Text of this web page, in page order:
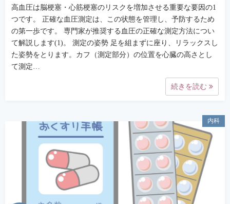
高血圧は脳梗塞・心筋梗塞のリスクを増加させる重要な要因の1
つです。 正確な血圧測定は、この状態を管理し、予防するため
の第一歩です。 専門家が推奨する血圧の正確な測定方法につい
て解説します(1)。 測定の姿勢 足を組まずに座り、リラックスし
た姿勢をとります。カフ（測定部分）の位置を心臓の高さとし
て測定…
続きを読む
内科